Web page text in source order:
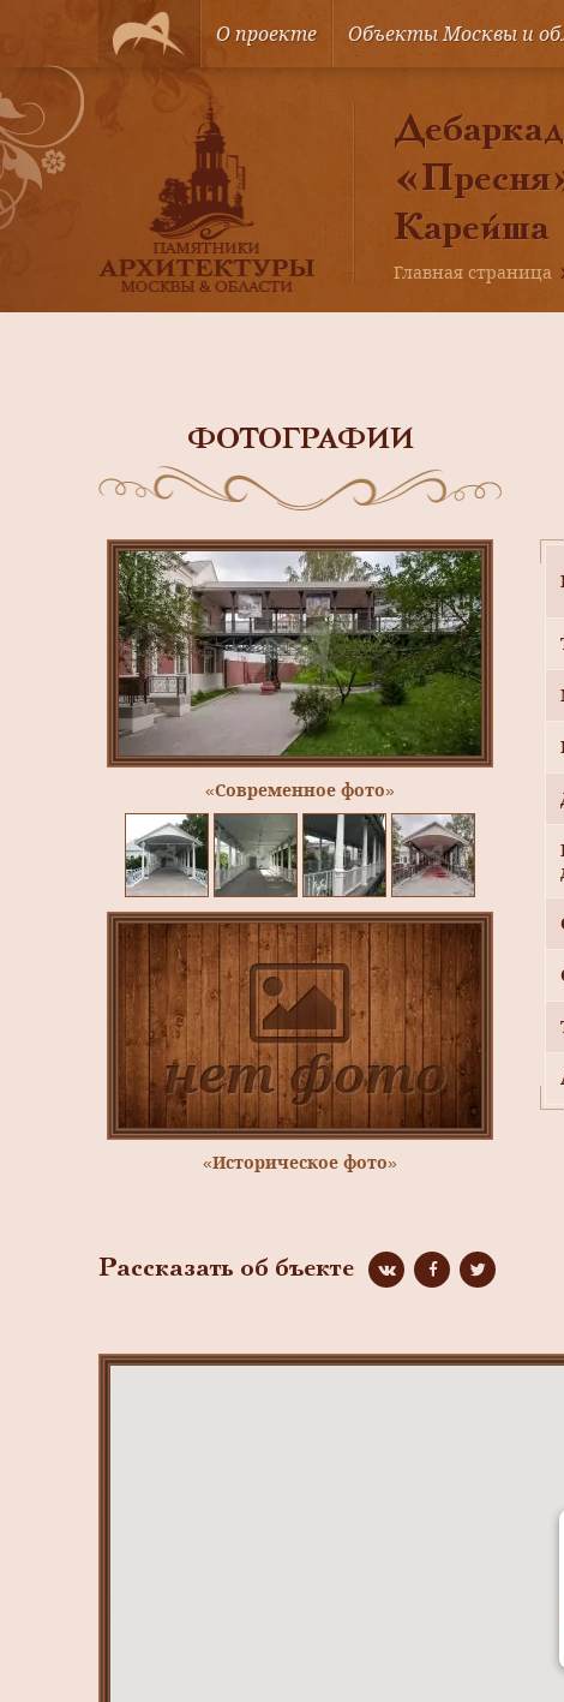
О проекте Объекты Москвы и
Карейша
Главная страница
ФОТОГРАФИИ
«Современное фото»
«Историческое фото»
Рассказать об бъекте